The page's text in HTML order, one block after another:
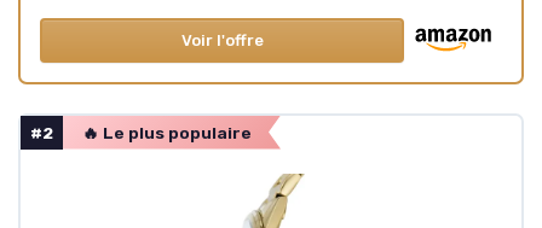
Voir l'offre
#2 🔥 Le plus populaire